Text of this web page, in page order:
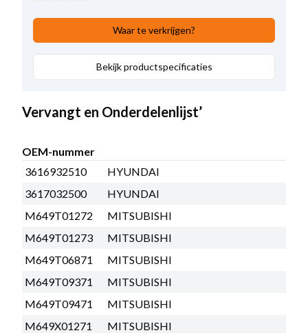
Waar te verkrijgen?
Bekijk productspecificaties
Vervangt en Onderdelenlijst’
OEM-nummer
3616932510
HYUNDAI
3617032500
HYUNDAI
M649T01272
MITSUBISHI
M649T01273
MITSUBISHI
M649T06871
MITSUBISHI
M649T09371
MITSUBISHI
M649T09471
MITSUBISHI
M649X01271
MITSUBISHI